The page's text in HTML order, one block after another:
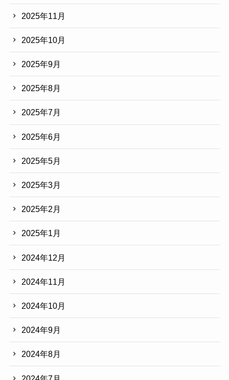
2025年11月
2025年10月
2025年9月
2025年8月
2025年7月
2025年6月
2025年5月
2025年3月
2025年2月
2025年1月
2024年12月
2024年11月
2024年10月
2024年9月
2024年8月